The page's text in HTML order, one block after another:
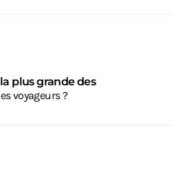
plus grande des
voyageurs ?